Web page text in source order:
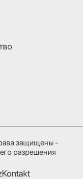
защищены -
разрешения
Kontakt